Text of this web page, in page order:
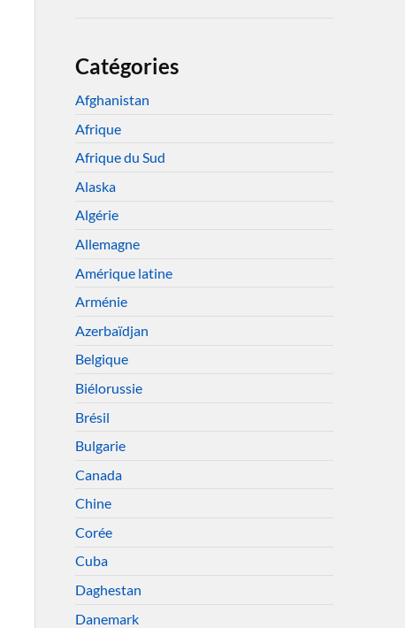
Catégories
Afghanistan
Afrique
Afrique du Sud
Alaska
Algérie
Allemagne
Amérique latine
Arménie
Azerbaïdjan
Belgique
Biélorussie
Brésil
Bulgarie
Canada
Chine
Corée
Cuba
Daghestan
Danemark